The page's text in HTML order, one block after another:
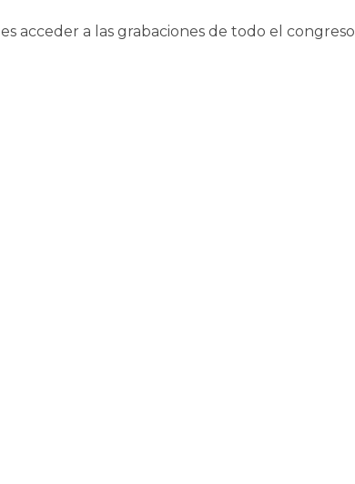
acceder a las grabaciones de todo el congreso